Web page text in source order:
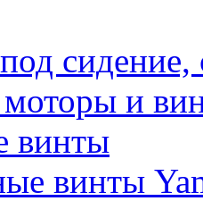
и
винты
винты